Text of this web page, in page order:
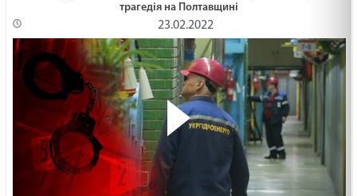
трагедія на Полтавщині
23.02.2022